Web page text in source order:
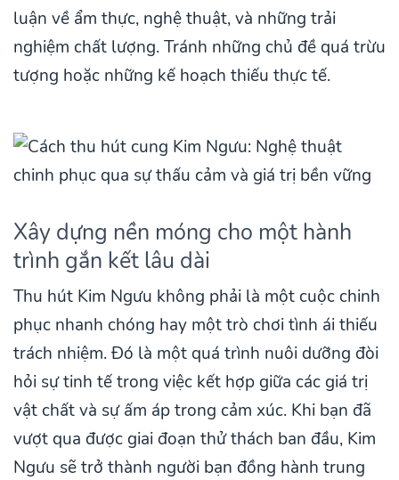
luận về ẩm thực, nghệ thuật, và những trải
nghiệm chất lượng. Tránh những chủ đề quá trừu
tượng hoặc những kế hoạch thiếu thực tế.
Xây dựng nền móng cho một hành
trình gắn kết lâu dài
Thu hút Kim Ngưu không phải là một cuộc chinh
phục nhanh chóng hay một trò chơi tình ái thiếu
trách nhiệm. Đó là một quá trình nuôi dưỡng đòi
hỏi sự tinh tế trong việc kết hợp giữa các giá trị
vật chất và sự ấm áp trong cảm xúc. Khi bạn đã
vượt qua được giai đoạn thử thách ban đầu, Kim
Ngưu sẽ trở thành người bạn đồng hành trung